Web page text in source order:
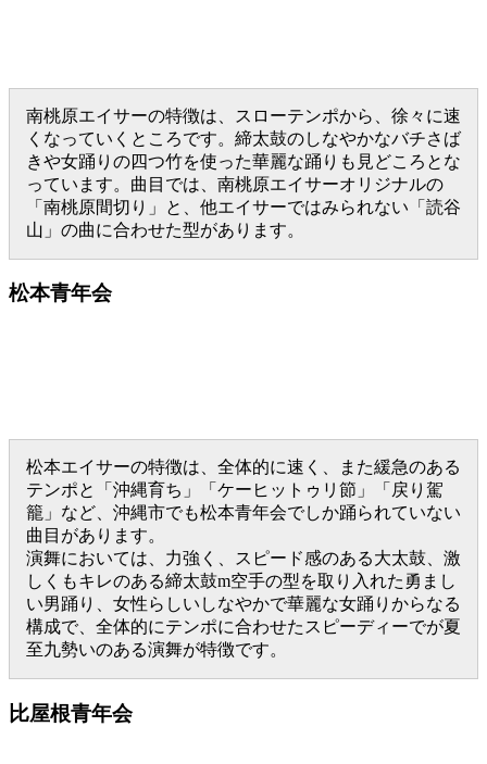
南桃原エイサーの特徴は、スローテンポから、徐々に速
くなっていくところです。締太鼓のしなやかなバチさば
きや女踊りの四つ竹を使った華麗な踊りも見どころとな
っています。曲目では、南桃原エイサーオリジナルの
「南桃原間切り」と、他エイサーではみられない「読谷
山」の曲に合わせた型があります。
松本青年会
松本エイサーの特徴は、全体的に速く、また緩急のある
テンポと「沖縄育ち」「ケーヒットゥリ節」「戻り駕
籠」など、沖縄市でも松本青年会でしか踊られていない
曲目があります。
演舞においては、力強く、スピード感のある大太鼓、激
しくもキレのある締太鼓m空手の型を取り入れた勇まし
い男踊り、女性らしいしなやかで華麗な女踊りからなる
構成で、全体的にテンポに合わせたスピーディーでが夏
至九勢いのある演舞が特徴です。
比屋根青年会